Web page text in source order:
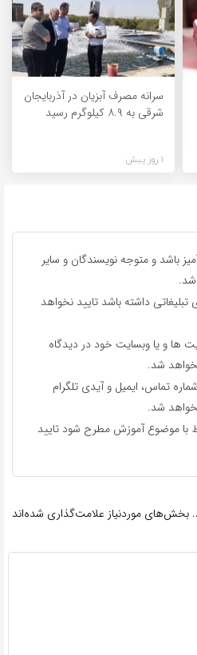
سرانه مصرف آبزیان در آذربایجان
شرقی به ۸.۹ کیلوگرم رسید
1 روز پیش
باشد و متوجه نویسندگان و سایر
شد.
داشته باشد تایید نخواهد
ها و یا وبسایت خود در دیدگاه
شد.
تماس، ایمیل و آیدی تلگرام
شد.
با موضوع آموزش مطرح شود تایید
بخش‌های موردنیاز علامت‌گذاری شده‌اند